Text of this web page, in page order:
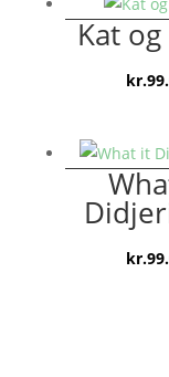
Kat og
kr.
kr.